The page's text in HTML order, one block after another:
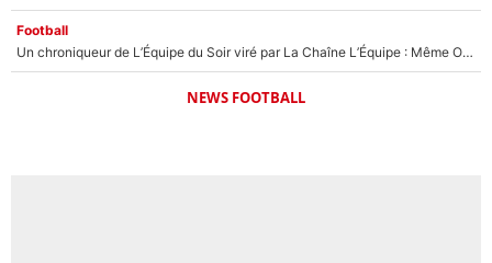
Football
Un chroniqueur de L’Équipe du Soir viré par La Chaîne L’Équipe : Même Olivier Ménard n’avait pas pu empêcher son départ, «je l’ai appris sur Twitter, je l’ai vécu assez mal»
NEWS FOOTBALL